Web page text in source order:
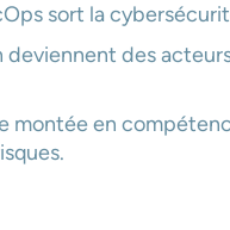
sort la
deviennent des
montée en